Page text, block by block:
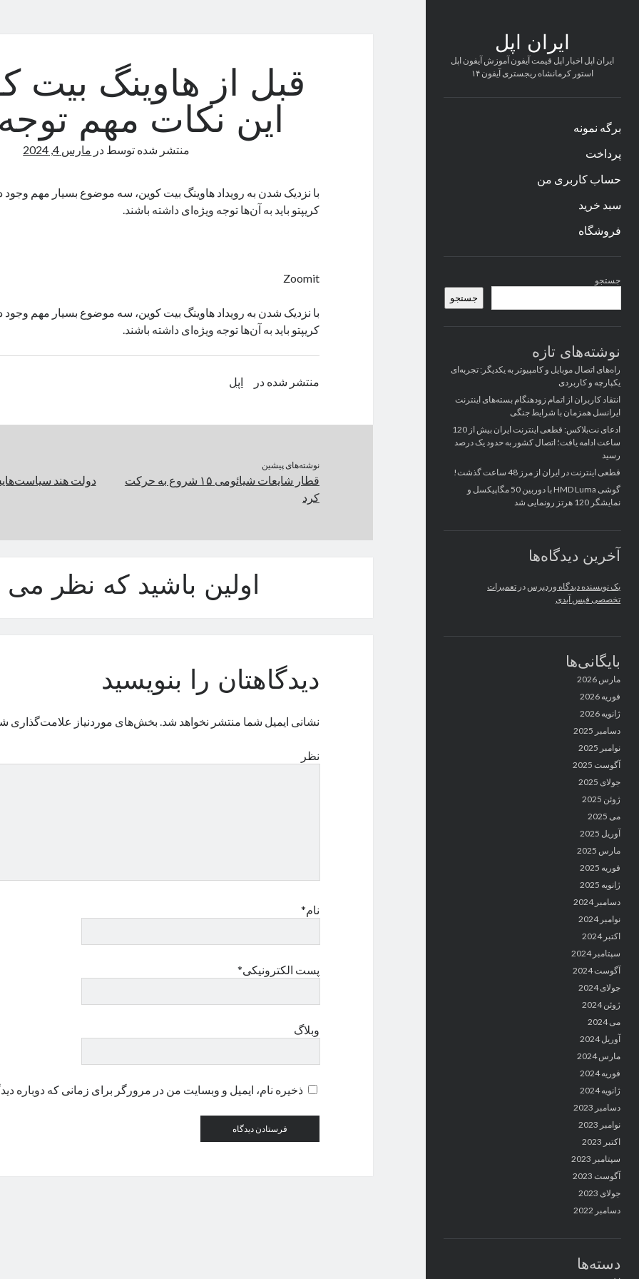
ایران اپل
ایران اپل اخبار اپل قیمت آیفون آموزش آیفون اپل
استور کرمانشاه ریجستری آیفون ۱۴
برگه نمونه
پرداخت
حساب کاربری من
سبد خرید
فروشگاه
کناری
جستجو
جستجو
نوشته‌های تازه
راه‌های اتصال موبایل و کامپیوتر به یکدیگر: تجربه‌ای
یکپارچه و کاربردی
انتقاد کاربران از اتمام زودهنگام بسته‌های اینترنت
ایرانسل همزمان با شرایط جنگی
ادعای نت‌بلاکس: قطعی اینترنت ایران بیش از 120
ساعت ادامه یافت؛ اتصال کشور به حدود یک درصد
رسید
قطعی اینترنت در ایران از مرز 48 ساعت گذشت!
گوشی HMD Luma با دوربین 50 مگاپیکسل و
نمایشگر 120 هرتز رونمایی شد
آخرین دیدگاه‌ها
یک نویسنده دیدگاه وردپرس در تعمیرات
تخصصی فیس آیدی
بایگانی‌ها
مارس 2026
فوریه 2026
ژانویه 2026
دسامبر 2025
نوامبر 2025
آگوست 2025
جولای 2025
ژوئن 2025
می 2025
آوریل 2025
مارس 2025
فوریه 2025
ژانویه 2025
دسامبر 2024
نوامبر 2024
اکتبر 2024
سپتامبر 2024
آگوست 2024
جولای 2024
ژوئن 2024
می 2024
آوریل 2024
مارس 2024
فوریه 2024
ژانویه 2024
دسامبر 2023
نوامبر 2023
اکتبر 2023
سپتامبر 2023
آگوست 2023
جولای 2023
دسامبر 2022
دسته‌ها
قبل از هاوینگ بیت
این نکات مهم توجه
منتشر شده توسط در مارس 4, 2024
با نزدیک‌ شدن به رویداد هاوینگ بیت کوین، سه موضوع بسیار مهم وجود
کریپتو باید به آن‌ها توجه ویژه‌ای داشته باشند.
Zoomit
با نزدیک‌ شدن به رویداد هاوینگ بیت کوین، سه موضوع بسیار مهم وجود
کریپتو باید به آن‌ها توجه ویژه‌ای داشته باشند.
منتشر شده در اپل
نوشته‌های پیشین
قطار شایعات شیائومی ۱۵ شروع‌ به حرکت
کرد
دولت هند
اولین باشید که نظر می
دیدگاهتان را بنویسید
نشانی ایمیل شما منتشر نخواهد شد. بخش‌های موردنیاز علامت‌گذاری
نظر
نام*
پست الکترونیکی*
وبلاگ
ذخیره نام، ایمیل و وبسایت من در مرورگر برای زمانی که دوباره